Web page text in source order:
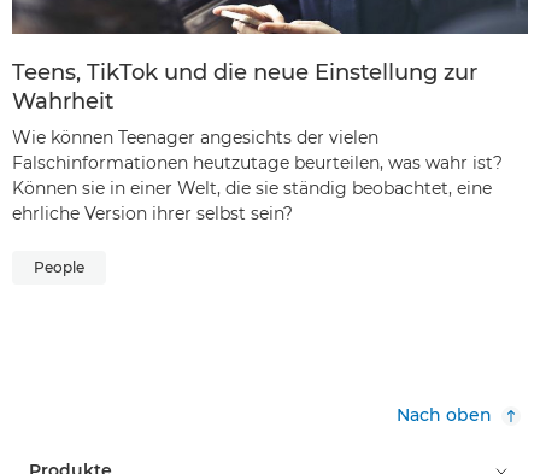
Teens, TikTok und die neue Einstellung zur
Wahrheit
Wie können Teenager angesichts der vielen
Falschinformationen heutzutage beurteilen, was wahr ist?
Können sie in einer Welt, die sie ständig beobachtet, eine
ehrliche Version ihrer selbst sein?
People
Nach oben